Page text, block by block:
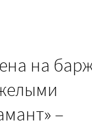
на
–